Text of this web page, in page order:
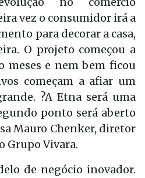
vez o consumidor irá a
para decorar a casa,
O projeto começou a
meses e nem bem ficou
começam a afiar um
?A Etna será uma
ponto será aberto
Mauro Chenker, diretor
Grupo Vivara.
de negócio inovador.